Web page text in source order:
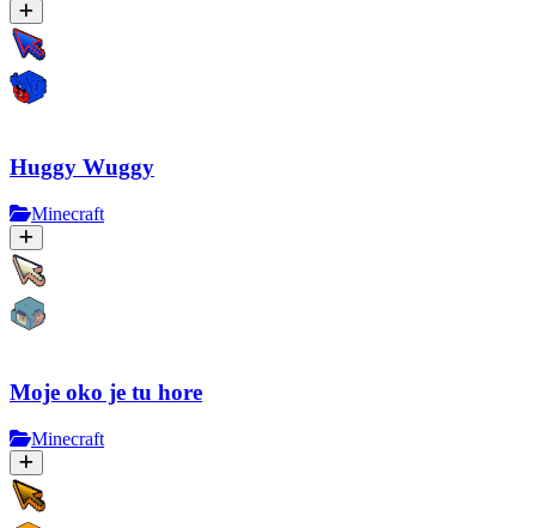
Huggy Wuggy
Minecraft
Moje oko je tu hore
Minecraft